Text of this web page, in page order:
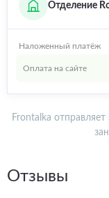
Отделение
Наложенный платёж
Оплата на сайте
Frontalka
Отзывы